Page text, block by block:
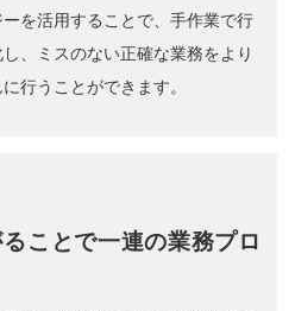
を活用することで、手作業で行
、ミスのない正確な業務をより
行うことができます。
ことで一連の業務プロ